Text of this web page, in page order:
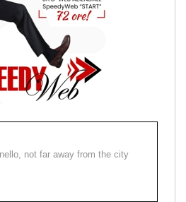
not far away from the city